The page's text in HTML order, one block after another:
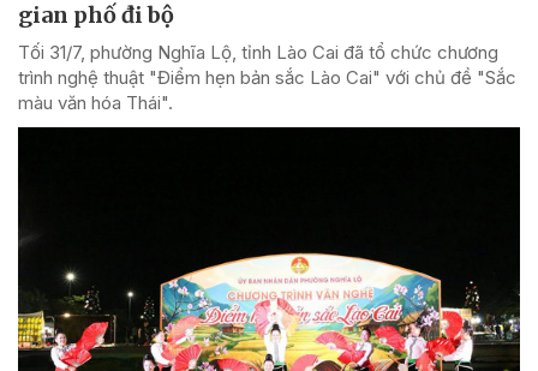
gian phố đi bộ
Tối 31/7, phường Nghĩa Lộ, tỉnh Lào Cai đã tổ chức chương
trình nghệ thuật "Điểm hẹn bản sắc Lào Cai" với chủ đề "Sắc
màu văn hóa Thái".